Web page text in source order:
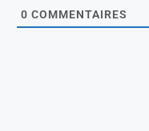
0 COMMENTAIRES